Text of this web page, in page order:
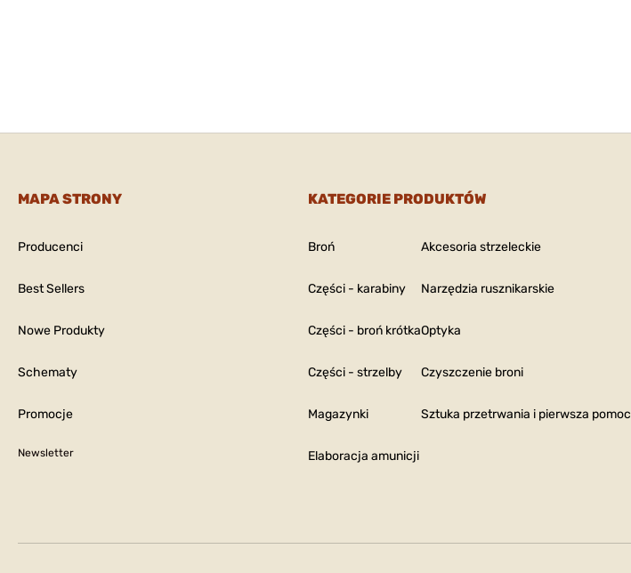
MAPA STRONY
Producenci
Best Sellers
Nowe Produkty
Schematy
Promocje
Newsletter
KATEGORIE PRODUKTÓW
Broń
Części - karabiny
Części - broń krótka
Części - strzelby
Magazynki
Elaboracja amunicji
Akcesoria strzeleckie
Narzędzia rusznikarskie
Optyka
Czyszczenie broni
Sztuka przetrwania i pierwsza pomoc